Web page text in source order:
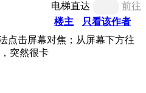
电梯直达
前往
楼主
只看该作者
点击屏幕对焦；从屏幕下方往